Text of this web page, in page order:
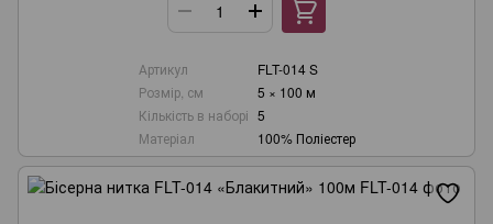
Артикул
FLT-014 S
Розмір, см
5 × 100 м
Кількість в наборі 5
Матеріал
100% Поліестер